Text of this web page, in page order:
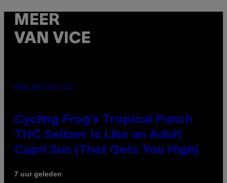
MEER
VAN VICE
MAHA HAQ FOR VICE
Cycling Frog’s Tropical Punch
THC Seltzer Is Like an Adult
Capri Sun (That Gets You High)
7 uur geleden